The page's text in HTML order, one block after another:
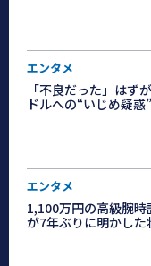
エンタメ
「不良だった」は
ドルへの“いじめ疑
エンタメ
1,100万円の高級腕
が7年ぶりに明かした